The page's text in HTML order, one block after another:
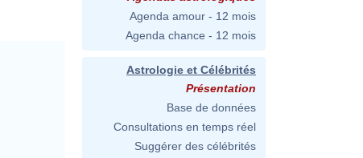
Agenda amour - 12 mois
Agenda chance - 12 mois
Astrologie et Célébrités
Présentation
Base de données
Consultations en temps réel
Suggérer des célébrités